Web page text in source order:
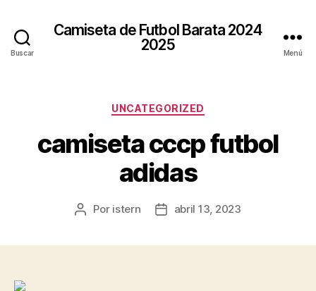
Buscar
Camiseta de Futbol Barata 2024
2025
Menú
Categorías
UNCATEGORIZED
camiseta cccp futbol
adidas
Autor
Por istern
Fechaabril 13, 2023